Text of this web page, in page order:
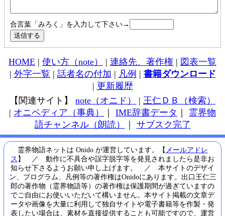
合言葉「みろく」を入力して下さい→
HOME | 使い方（note） | 連絡先、著作権 | 図表一覧
| 外字一覧 | 話者名の付加 | 凡例 | 書籍ダウンロード
| 更新履歴
【関連サイト】 note（オニド） | 王仁ＤＢ（検索）
| オニペディア（事典） ｜ IME辞書データ ｜ 霊界物
語チャンネル（朗読）
｜ サブスク完了
霊界物語ネットは Onido が運営しています。【 メールアドレ
ス 】 ／ 動作に不具合や誤字脱字等を発見されましたら是非お
知らせ下さるようお願い申し上げます。 ／ 本サイトのデザイ
ン、プログラム、凡例等の著作権はOnidoにあります。出口王仁三
郎の著作物（霊界物語等）の著作権は保護期間が過ぎていますの
でご自由にお使いいただいて構いません。本サイト掲載の文章デ
ータや画像を大量に利用して独自サイトや電子書籍等を作製・発
表したい場合は、素材を直接提供することも可能ですので、運営